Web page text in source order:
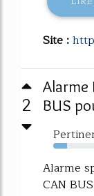
Site :
2
Alarme
BUS
29%
Alarme
CAN